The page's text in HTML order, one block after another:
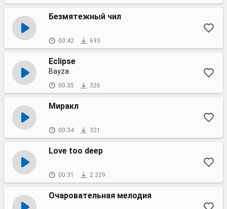
Безмятежный чил
00:42 693
Eclipse
Bayza
00:35 326
Миракл
00:34 321
Love too deep
00:31 2 329
Очаровательная мелодия